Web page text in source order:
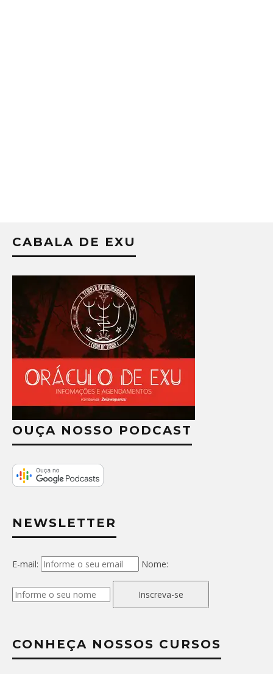
CABALA DE EXU
OUÇA NOSSO PODCAST
NEWSLETTER
E-mail: Nome:
Inscreva-se
CONHEÇA NOSSOS CURSOS